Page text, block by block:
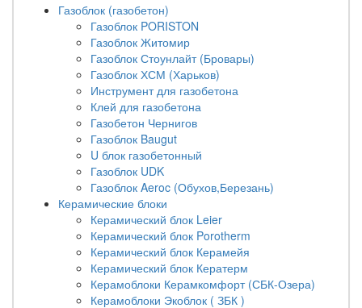
Газоблок (газобетон)
Газоблок PORISTON
Газоблок Житомир
Газоблок Стоунлайт (Бровары)
Газоблок ХСМ (Харьков)
Инструмент для газобетона
Клей для газобетона
Газобетон Чернигов
Газоблок Baugut
U блок газобетонный
Газоблок UDK
Газоблок Aeroc (Обухов,Березань)
Керамические блоки
Керамический блок Leier
Керамический блок Porotherm
Керамический блок Керамейя
Керамический блок Кератерм
Керамоблоки Керамкомфорт (СБК-Озера)
Керамоблоки Экоблок ( ЗБК )